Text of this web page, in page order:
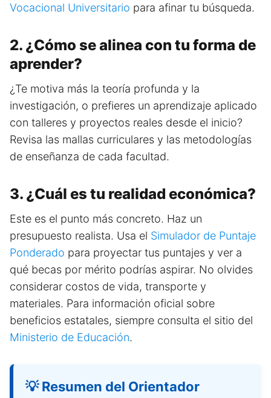
Vocacional Universitario para afinar tu búsqueda.
2. ¿Cómo se alinea con tu forma de
aprender?
¿Te motiva más la teoría profunda y la
investigación, o prefieres un aprendizaje aplicado
con talleres y proyectos reales desde el inicio?
Revisa las mallas curriculares y las metodologías
de enseñanza de cada facultad.
3. ¿Cuál es tu realidad económica?
Este es el punto más concreto. Haz un
presupuesto realista. Usa el Simulador de Puntaje
Ponderado para proyectar tus puntajes y ver a
qué becas por mérito podrías aspirar. No olvides
considerar costos de vida, transporte y
materiales. Para información oficial sobre
beneficios estatales, siempre consulta el sitio del
Ministerio de Educación.
💡 Resumen del Orientador